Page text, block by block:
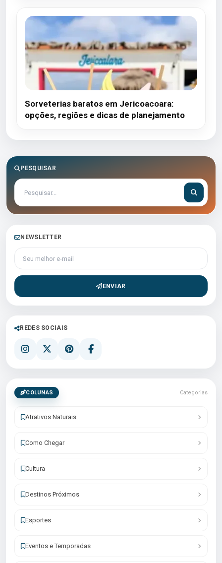
Sorveterias baratos em Jericoacoara:
opções, regiões e dicas de planejamento
PESQUISAR
NEWSLETTER
Seu melhor e-mail
ENVIAR
REDES SOCIAIS
COLUNAS Categorias
Atrativos Naturais
Como Chegar
Cultura
Destinos Próximos
Esportes
Eventos e Temporadas